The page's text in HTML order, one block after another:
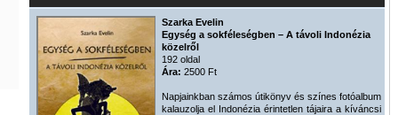
Szarka Evelin
Egység a sokféleségben – A távoli Indonézia
közelről
192 oldal
Ára: 2500 Ft
Napjainkban számos útikönyv és színes fotóalbum
kalauzolja el Indonézia érintetlen tájaira a kíváncsi